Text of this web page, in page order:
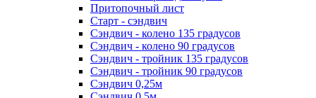
Притопочный лист
Старт - сэндвич
Сэндвич - колено 135 градусов
Сэндвич - колено 90 градусов
Сэндвич - тройник 135 градусов
Сэндвич - тройник 90 градусов
Сэндвич 0,25м